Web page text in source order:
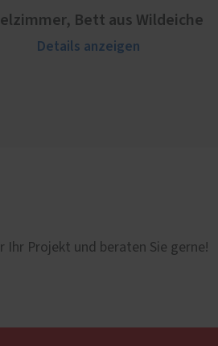
Bett aus Wildeiche
Details anzeigen
Ihr Projekt und beraten Sie gerne!